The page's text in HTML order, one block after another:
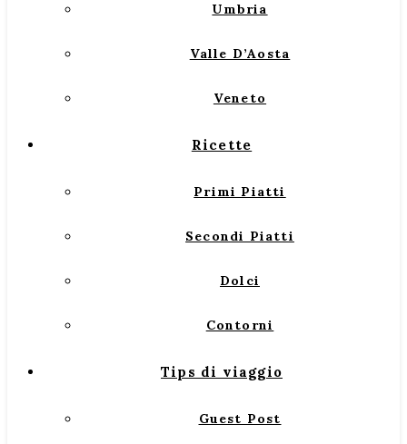
Umbria
Valle D’Aosta
Veneto
Ricette
Primi Piatti
Secondi Piatti
Dolci
Contorni
Tips di viaggio
Guest Post